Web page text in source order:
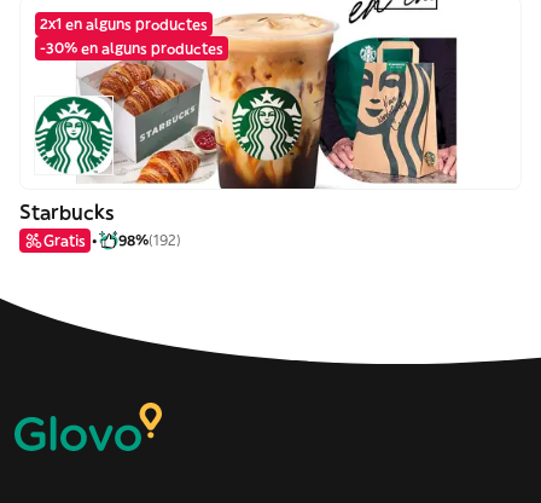
2x1 en alguns productes
-30% en alguns productes
Starbucks
Gratis 98%(192)